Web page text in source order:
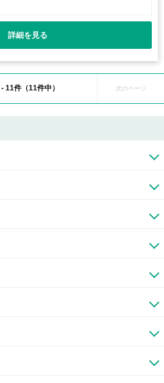
詳細を見る
11件（11件中） 次のページ